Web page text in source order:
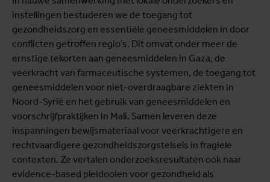
instellingen bestuderen we de toegang tot
gezondheidszorg en essentiële geneesmiddelen in door
conflicten getroffen regio’s. Dit omvat onder meer de
ernstige tekorten aan geneesmiddelen in Gaza, de
veerkracht van farmaceutische systemen, de toegang tot
geneesmiddelen voor niet-overdraagbare ziekten in
Noord-Syrië en het gebruik van geneesmiddelen en
voorschrijfpraktijken in Mali. Samen leveren deze
inspanningen bewijsmateriaal voor veerkrachtigere en
rechtvaardigere gezondheidszorgstelsels in fragiele
contexten. Ze vertalen onderzoeksresultaten ook naar
evidence-based pleidooien voor gezondheid als